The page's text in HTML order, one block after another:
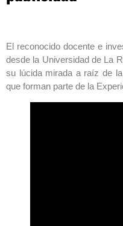
El reconocido docente e
desde la Universidad de La
su lúcida mirada a raíz de
que forman parte de la